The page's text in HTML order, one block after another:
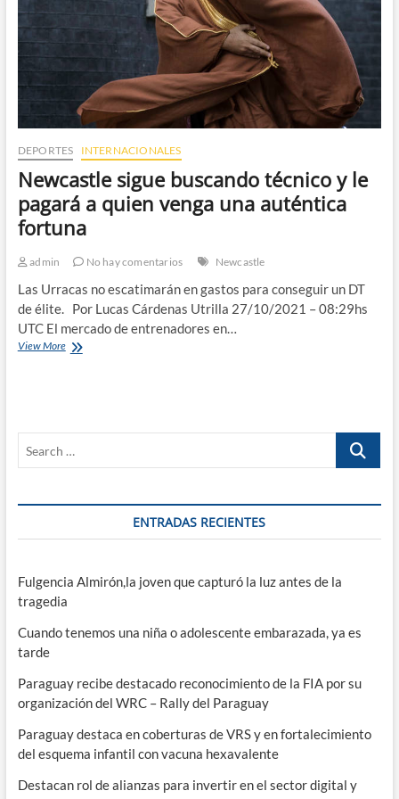
DEPORTES INTERNACIONALES
Newcastle sigue buscando técnico y le
pagará a quien venga una auténtica
fortuna
admin No hay comentarios Newcastle
Las Urracas no escatimarán en gastos para conseguir un DT
de élite. Por Lucas Cárdenas Utrilla 27/10/2021 – 08:29hs
UTC El mercado de entrenadores en…
View MoreNewcastle
a
una
fortuna
Search
ENTRADAS RECIENTES
Fulgencia Almirón,la joven que capturó la luz antes de la
tragedia
Cuando tenemos una niña o adolescente embarazada, ya es
tarde
Paraguay recibe destacado reconocimiento de la FIA por su
organización del WRC – Rally del Paraguay
Paraguay destaca en coberturas de VRS y en fortalecimiento
del esquema infantil con vacuna hexavalente
Destacan rol de alianzas para invertir en el sector digital y